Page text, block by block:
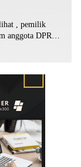
, pemilik
anggota DPRD
Kapolda yang